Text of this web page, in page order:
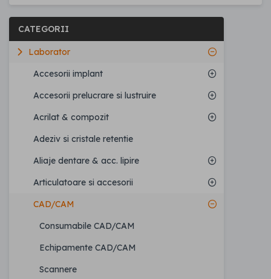
CATEGORII
Laborator
Accesorii implant
Accesorii prelucrare si lustruire
Acrilat & compozit
Adeziv si cristale retentie
Aliaje dentare & acc. lipire
Articulatoare si accesorii
CAD/CAM
Consumabile CAD/CAM
Echipamente CAD/CAM
Scannere